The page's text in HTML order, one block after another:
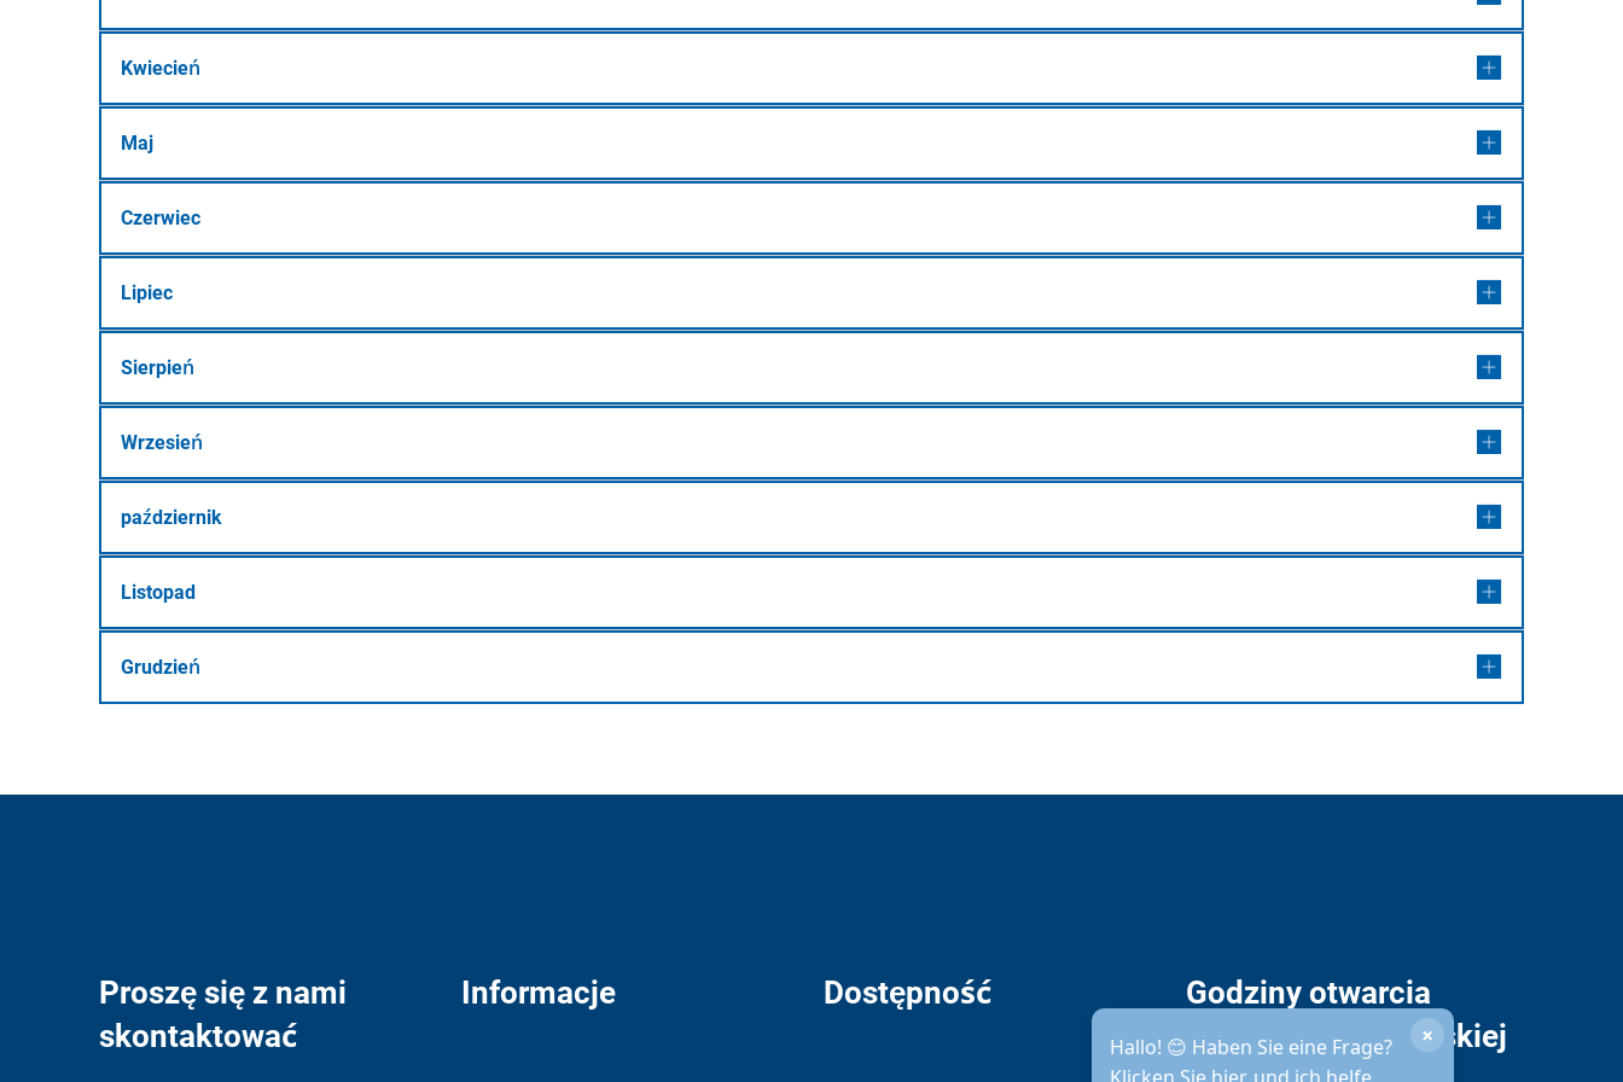
Kwiecień
Maj
Czerwiec
Lipiec
Sierpień
Wrzesień
październik
Listopad
Grudzień
Proszę się z nami
skontaktować
Informacje Dostępność
Hallo! 😊 Haben Sie eine Frage?
×
Godziny otwarcia
administracji miejskiej